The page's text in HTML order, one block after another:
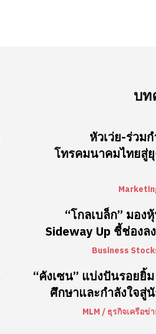
บท
หัวเว่ย-ร่วม
โทรคมนาคมไทยสู่
“โกลเบล็ก” มอง
Sideway Up ชี้ช่องล
Business
“คังเซน” แบ่งปันรอยยิ้
ศึกษาและกำลังใจสู่
MLM / ธุรกิจเครือข่